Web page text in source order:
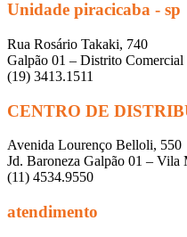
Unidade piracicaba - sp
Rua Rosário Takaki, 740
Galpão 01 – Distrito
(19) 3413.1511
CENTRO DE
Avenida Lourenço Belloli, 550
Jd. Baroneza Galpão 01 – Vila
(11) 4534.9550
atendimento